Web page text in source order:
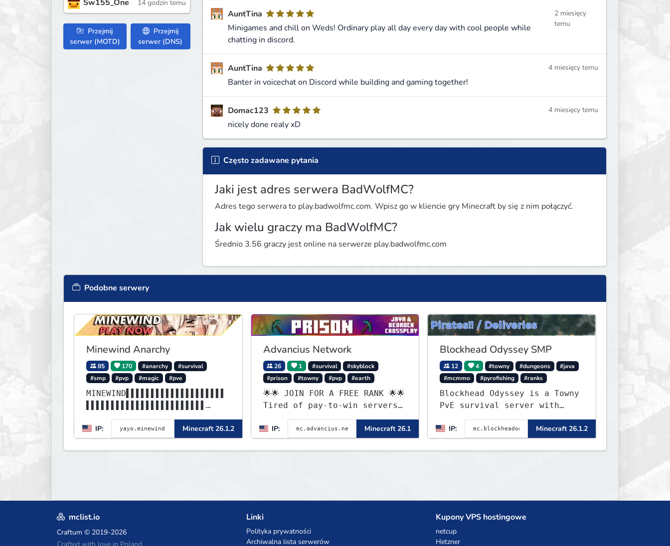
Sw155_One 14 godzin temu
Przejmij
serwer (MOTD)
Przejmij
serwer (DNS)
AuntTina
Minigames and chill on Weds! Ordinary play all day every day with cool people while
chatting in discord.
2 miesięcy
temu
AuntTina
Banter in voicechat on Discord while building and gaming together!
4 miesięcy temu
Domac123
nicely done realy xD
4 miesięcy temu
Często zadawane pytania
Jaki jest adres serwera BadWolfMC?
Adres tego serwera to play.badwolfmc.com. Wpisz go w kliencie gry Minecraft by się z nim połączyć.
Jak wielu graczy ma BadWolfMC?
Średnio 3.56 graczy jest online na serwerze play.badwolfmc.com
Podobne serwery
Minewind Anarchy
85 170 #anarchy
#survival
#smp
#pvp #magic #pve
MINEWIND▌▌▌▌▌▌▌▌▌▌▌▌▌▌▌▌▌▌▌▌
▌▌▌▌▌▌▌▌▌▌▌▌▌▌▌▌▌▌▌▌▌▌▌▌
IP: Minecraft 26.1.2
Advancius Network
26 1 #survival
#skyblock
#prison
#towny #pvp #earth
🌟🌟 JOIN FOR A FREE RANK 🌟🌟
Tired of pay-to-win servers?
ranks on our 20+ gamemodes
including: Earth Towny SMP,
Prison, Skyblock, Survival,
IP: Minecraft 26.1
Blockhead Odyssey SMP
12 4 #towny #dungeons
#java
#mcmmo
#pyrofishing #ranks
Blockhead Odyssey is a Towny
PvE survival server with
fishing, quests, brewing,
pirate ships, dungeons,
collectibles, and seasonal
IP: Minecraft 26.1.2
mclist.io
Craftum © 2019-2026
Linki
Polityka prywatności
Archiwalna lista serwerów
Kupony VPS hostingowe
netcup
Hetzner